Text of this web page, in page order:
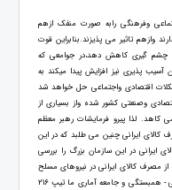
وفرهنگی رابه صورت منفک ازهم
وازهم تاثیر می پذیزند.بنابراین قوت
چشم گیری کاهش دهد،در جوامعی که
آسیب پذیری نیز افزایش پیدا میکند به
اقتصادی واجتماعی حل خواهد شد
وصنعتی کشور شده واز بسیاری از
کاهد. لذا پیرو فرمایشات رهبر معظم
کالای ایرانی چنین می طلبد که در این
ایرانی در این سازمان بزرگ را بررسی
از مصرف کالای ایرانی در نیروهای مسلح
را بررسی کنیم. روش تحقیق ما در این مقاله از نوع توصیفی - همبستگی و جامعه آماری ما تیپ 216